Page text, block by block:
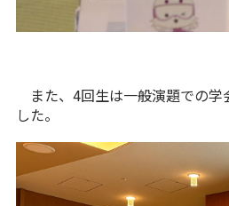
また、4回生は一般演題での学
した。